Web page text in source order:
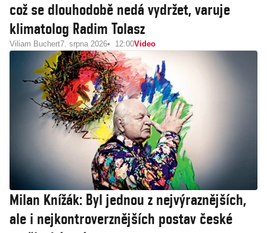
což se dlouhodobě nedá vydržet, varuje
klimatolog Radim Tolasz
Viliam Buchert7. srpna 2026 12:00Video
Milan Knížák: Byl jednou z nejvýraznějších,
ale i nejkontroverznějších postav české